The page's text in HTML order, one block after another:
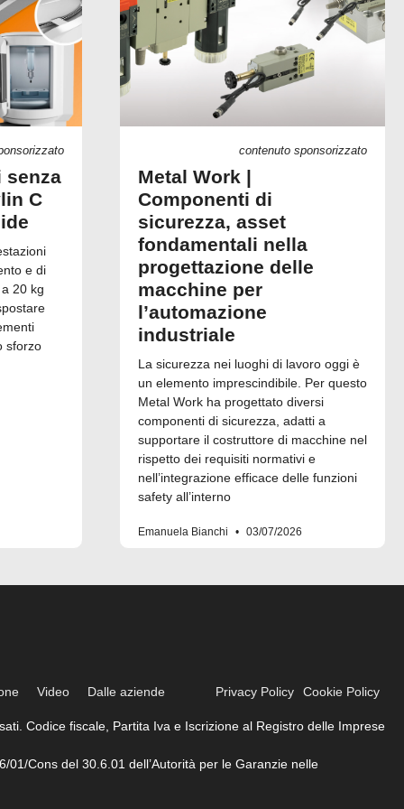
senza
C
e di
20 kg
sforzo
contenuto sponsorizzato
Metal Work |
Componenti di
sicurezza, asset
fondamentali nella
progettazione delle
macchine per
l’automazione
industriale
La sicurezza nei luoghi di lavoro oggi è
un elemento imprescindibile. Per questo
Metal Work ha progettato diversi
componenti di sicurezza, adatti a
supportare il costruttore di macchine nel
rispetto dei requisiti normativi e
nell’integrazione efficace delle funzioni
safety all’interno
Emanuela Bianchi 03/07/2026
Video Dalle aziende Privacy Policy Cookie Policy
Codice fiscale, Partita Iva e Iscrizione al Registro delle Imprese
Cons del 30.6.01 dell’Autorità per le Garanzie nelle